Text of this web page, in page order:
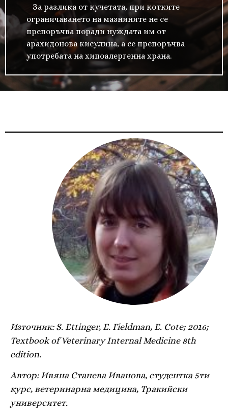
За разлика от кучетата, при котките
ограничаването на мазнините не се
препоръчва поради нуждата им от
арахидонова кисулина, а се препоръчва
употребата на хипоалергенна храна.
Източник: S. Ettinger, E. Fieldman, E. Cote; 2016;
Textbook of Veterinary Internal Medicine 8th
edition.
Автор: Ивяна Станева Иванова, студентка 5ти
курс, ветеринарна медицина, Тракийски
университет.